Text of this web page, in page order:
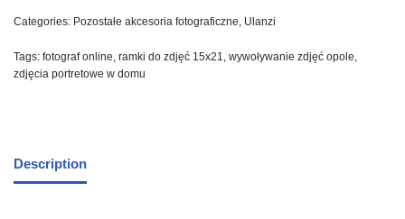
Categories: Pozostałe akcesoria fotograficzne, Ulanzi
Tags: fotograf online, ramki do zdjęć 15x21, wywoływanie zdjęć opole,
zdjęcia portretowe w domu
Description